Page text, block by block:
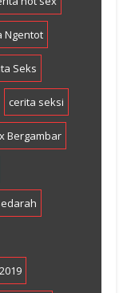
Ngentot
Seks
cerita seksi
Bergambar